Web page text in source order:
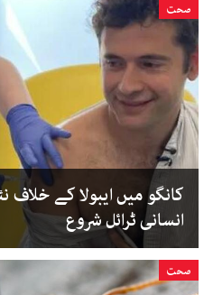
صحت
کانگو میں ایبولا کے خلاف
انسانی ٹرائل شروع
صحت